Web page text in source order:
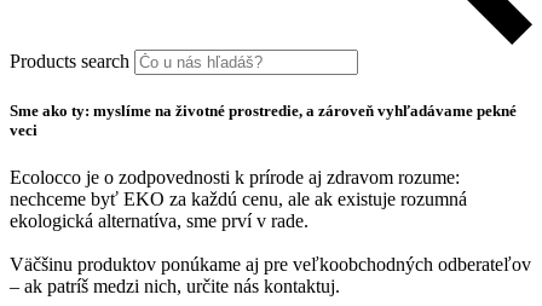
Products search
Sme ako ty: myslíme na životné prostredie, a zároveň vyhľadávame pekné
veci
Ecolocco je o zodpovednosti k prírode aj zdravom rozume:
nechceme byť EKO za každú cenu, ale ak existuje rozumná
ekologická alternatíva, sme prví v rade.
Väčšinu produktov ponúkame aj pre veľkoobchodných odberateľov
– ak patríš medzi nich, určite nás kontaktuj.